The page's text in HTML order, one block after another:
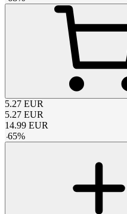
5.27 EUR
5.27 EUR
14.99 EUR
-65%